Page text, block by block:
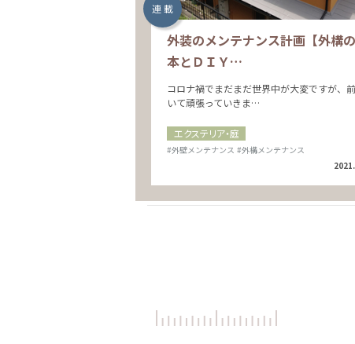
連 載
外装のメンテナンス計画【外構
本とＤＩＹ…
コロナ禍でまだまだ世界中が大変ですが、
いて頑張っていきま…
エクステリア・庭
#外壁メンテナンス #外構メンテナンス